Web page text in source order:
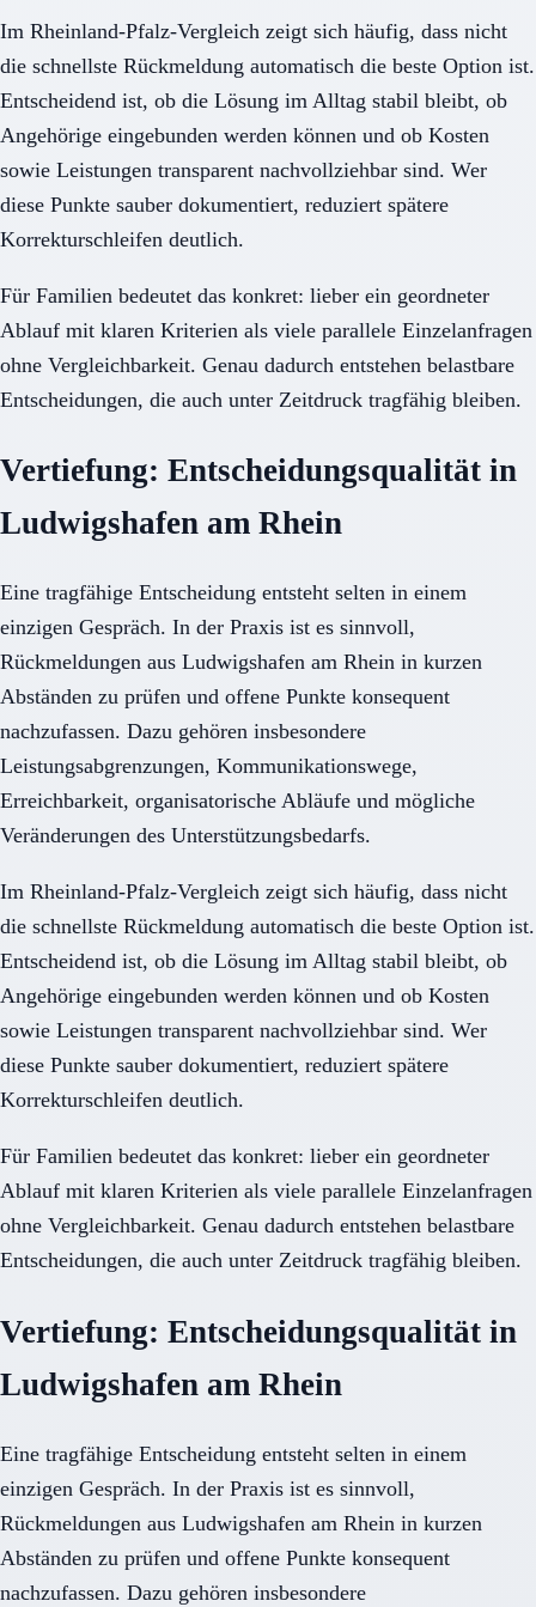
Im Rheinland-Pfalz-Vergleich zeigt sich häufig, dass nicht
die schnellste Rückmeldung automatisch die beste Option ist.
Entscheidend ist, ob die Lösung im Alltag stabil bleibt, ob
Angehörige eingebunden werden können und ob Kosten
sowie Leistungen transparent nachvollziehbar sind. Wer
diese Punkte sauber dokumentiert, reduziert spätere
Korrekturschleifen deutlich.
Für Familien bedeutet das konkret: lieber ein geordneter
Ablauf mit klaren Kriterien als viele parallele Einzelanfragen
ohne Vergleichbarkeit. Genau dadurch entstehen belastbare
Entscheidungen, die auch unter Zeitdruck tragfähig bleiben.
Vertiefung: Entscheidungsqualität in
Ludwigshafen am Rhein
Eine tragfähige Entscheidung entsteht selten in einem
einzigen Gespräch. In der Praxis ist es sinnvoll,
Rückmeldungen aus Ludwigshafen am Rhein in kurzen
Abständen zu prüfen und offene Punkte konsequent
nachzufassen. Dazu gehören insbesondere
Leistungsabgrenzungen, Kommunikationswege,
Erreichbarkeit, organisatorische Abläufe und mögliche
Veränderungen des Unterstützungsbedarfs.
Im Rheinland-Pfalz-Vergleich zeigt sich häufig, dass nicht
die schnellste Rückmeldung automatisch die beste Option ist.
Entscheidend ist, ob die Lösung im Alltag stabil bleibt, ob
Angehörige eingebunden werden können und ob Kosten
sowie Leistungen transparent nachvollziehbar sind. Wer
diese Punkte sauber dokumentiert, reduziert spätere
Korrekturschleifen deutlich.
Für Familien bedeutet das konkret: lieber ein geordneter
Ablauf mit klaren Kriterien als viele parallele Einzelanfragen
ohne Vergleichbarkeit. Genau dadurch entstehen belastbare
Entscheidungen, die auch unter Zeitdruck tragfähig bleiben.
Vertiefung: Entscheidungsqualität in
Ludwigshafen am Rhein
Eine tragfähige Entscheidung entsteht selten in einem
einzigen Gespräch. In der Praxis ist es sinnvoll,
Rückmeldungen aus Ludwigshafen am Rhein in kurzen
Abständen zu prüfen und offene Punkte konsequent
nachzufassen. Dazu gehören insbesondere